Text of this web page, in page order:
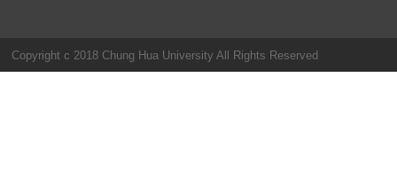
Copyright c 2018 Chung Hua University All Rights Reserved